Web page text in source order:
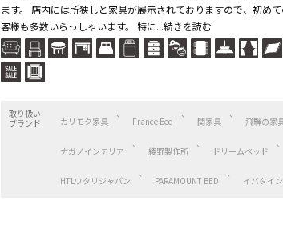
ます。 店内には所狭しと家具が展示されておりますので、初め
客様も多数いらっしゃいます。 特に...続きを読む
取り扱い
ブランド
カリモク家具 France Bed 関家具 飛騨の家
ナガノインテリア 綾野製作所 ドリームベッド
HTLワタリジャパン PARAMOUNT BED イバタイ